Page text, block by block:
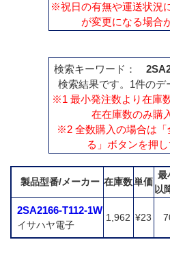
※祝日の有無や運送状況
が変更になる場合
検索キーワード：
検索結果です。1件のデ
※1 最小発注数より在庫
在在庫数のみ購
※2 全数購入の場合は「
る」ボタンを押
製品型番/メーカー 在庫数単価
最
以
2SA2166-T112-1W
イサハヤ電子
1,962 ¥23